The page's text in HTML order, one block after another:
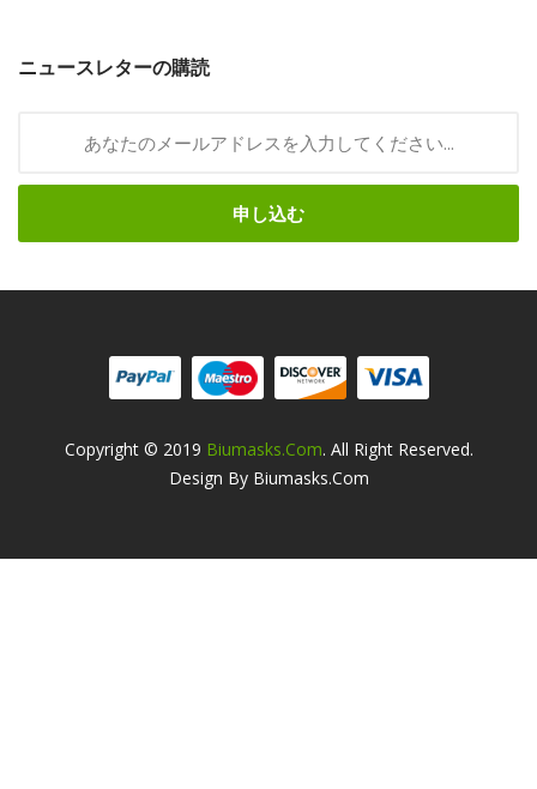
ニュースレターの購読
申し込む
Copyright © 2019 Biumasks.com. All Right Reserved.
Design By Biumasks.com